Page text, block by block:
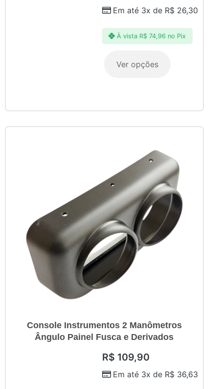
Ver opções
Em até 3x de R$26,30
À vista R$ 74,96 no Pix
Console Instrumentos 2 Manômetros
Ângulo Painel Fusca e Derivados
R$ 109,90
Em até 3x de R$36,63